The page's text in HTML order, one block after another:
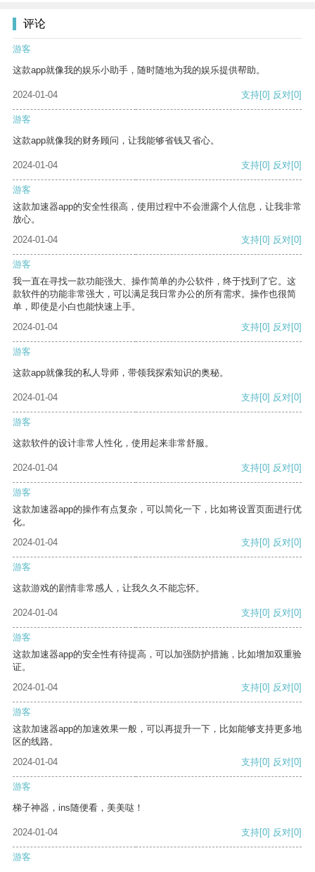
评论
游客
这款app就像我的娱乐小助手，随时随地为我的娱乐提供帮助。
2024-01-04 支持[0] 反对[0]
游客
这款app就像我的财务顾问，让我能够省钱又省心。
2024-01-04 支持[0] 反对[0]
游客
这款加速器app的安全性很高，使用过程中不会泄露个人信息，让我非常
放心。
2024-01-04
支持[0] 反对[0]
游客
我一直在寻找一款功能强大、操作简单的办公软件，终于找到了它。这
款软件的功能非常强大，可以满足我日常办公的所有需求。操作也很简
单，即使是小白也能快速上手。
2024-01-04
支持[0] 反对[0]
游客
这款app就像我的私人导师，带领我探索知识的奥秘。
2024-01-04 支持[0] 反对[0]
游客
这款软件的设计非常人性化，使用起来非常舒服。
2024-01-04 支持[0] 反对[0]
游客
这款加速器app的操作有点复杂，可以简化一下，比如将设置页面进行优
化。
2024-01-04
支持[0] 反对[0]
游客
这款游戏的剧情非常感人，让我久久不能忘怀。
2024-01-04 支持[0] 反对[0]
游客
这款加速器app的安全性有待提高，可以加强防护措施，比如增加双重验
证。
2024-01-04
支持[0] 反对[0]
游客
这款加速器app的加速效果一般，可以再提升一下，比如能够支持更多地
区的线路。
2024-01-04
支持[0] 反对[0]
游客
梯子神器，ins随便看，美美哒！
2024-01-04 支持[0] 反对[0]
游客